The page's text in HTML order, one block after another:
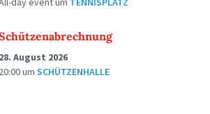
28. August 2026
20:00um SCHÜTZENHALLE